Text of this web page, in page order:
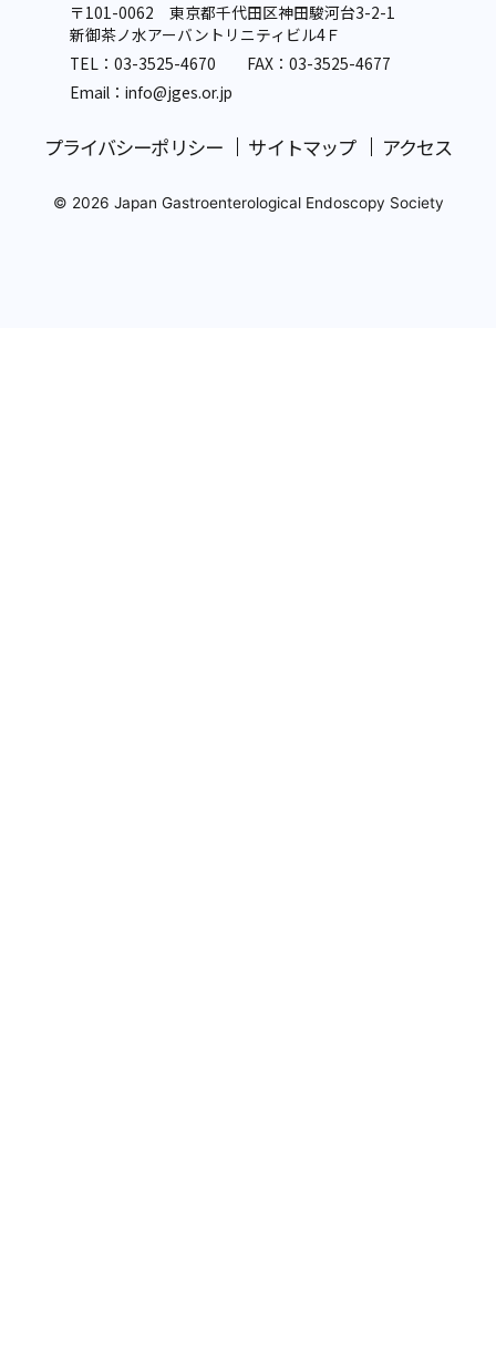
〒101-0062 東京都千代田区神田駿河台3-2-1
新御茶ノ水アーバントリニティビル4Ｆ
TEL：03-3525-4670 FAX：03-3525-4677
Email：info@jges.or.jp
プライバシーポリシー サイトマップ アクセス
© 2026 Japan Gastroenterological Endoscopy Society